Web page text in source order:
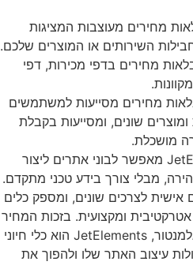
מחירים מעוצבות המציגות
השירותים או המוצרים שלכם.
מחירים בדפי מכירות, דפי
מחירים מסייעות למשתמשים
ומוצרים שונים, ומסייעות בקבלת
מושכלת.
שימוש בווידג'טים של JetElements מאפשר לבוני אתרים ליצור
מבלי צורך בידע טכני מתקדם.
לצרכים שונים, ומספק כלים
ומקצועית. בזכות המחיר
המשתלם והתמיכה המלאה באלמנטור, JetElements הוא כלי חיוני
עיצוב האתר שלו ולהפוך את